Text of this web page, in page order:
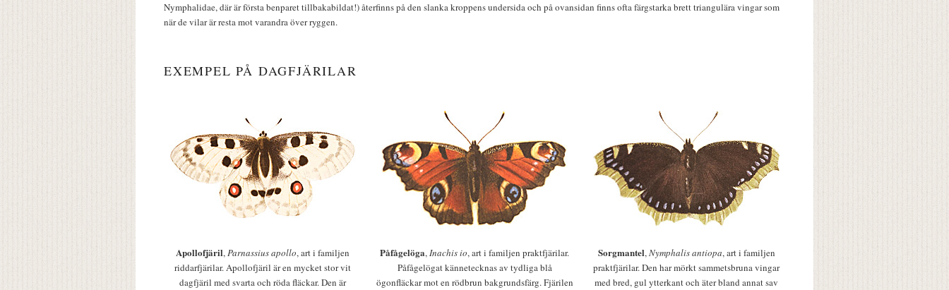
Nymphalidae, där är första benparet tillbakabildat!) återfinns på den slanka kroppens undersida och på ovansidan finns ofta färgstarka brett triangulära vingar som
när de vilar är resta mot varandra över ryggen.
EXEMPEL PÅ DAGFJÄRILAR
Apollofjäril,Parnassius apollo, art i familjen
riddarfjärilar. Apollofjäril är en mycket stor vit
dagfjäril med svarta och röda fläckar. Den är
Påfågelöga,Inachis io, art i familjen praktfjärilar.
Påfågelögat kännetecknas av tydliga blå
ögonfläckar mot en rödbrun bakgrundsfärg. Fjärilen
Sorgmantel,Nymphalis antiopa, art i familjen
praktfjärilar. Den har mörkt sammetsbruna vingar
med bred, gul ytterkant och äter bland annat sav